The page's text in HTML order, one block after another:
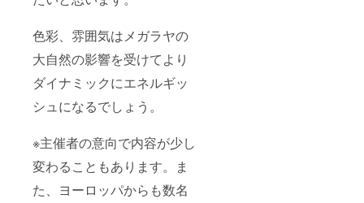
色彩、雰囲気はメガラヤの
大自然の影響を受けてより
ダイナミックにエネルギッ
シュになるでしょう。
※主催者の意向で内容が少し
変わることもあります。ま
た、ヨーロッパからも数名